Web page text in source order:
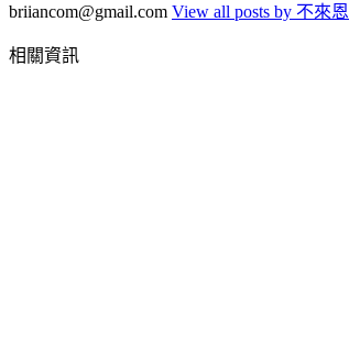
briiancom@gmail.com View all posts by 不來恩
相關資訊